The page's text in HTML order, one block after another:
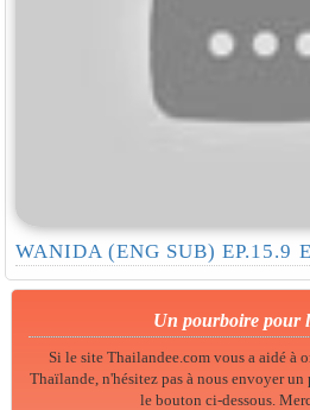
WANIDA (ENG SUB) EP.15.9
Un pourboire pour
Si le site Thailandee.com vous a aidé à
Thaïlande, n'hésitez pas à nous envoyer
le bouton ci-dessous.